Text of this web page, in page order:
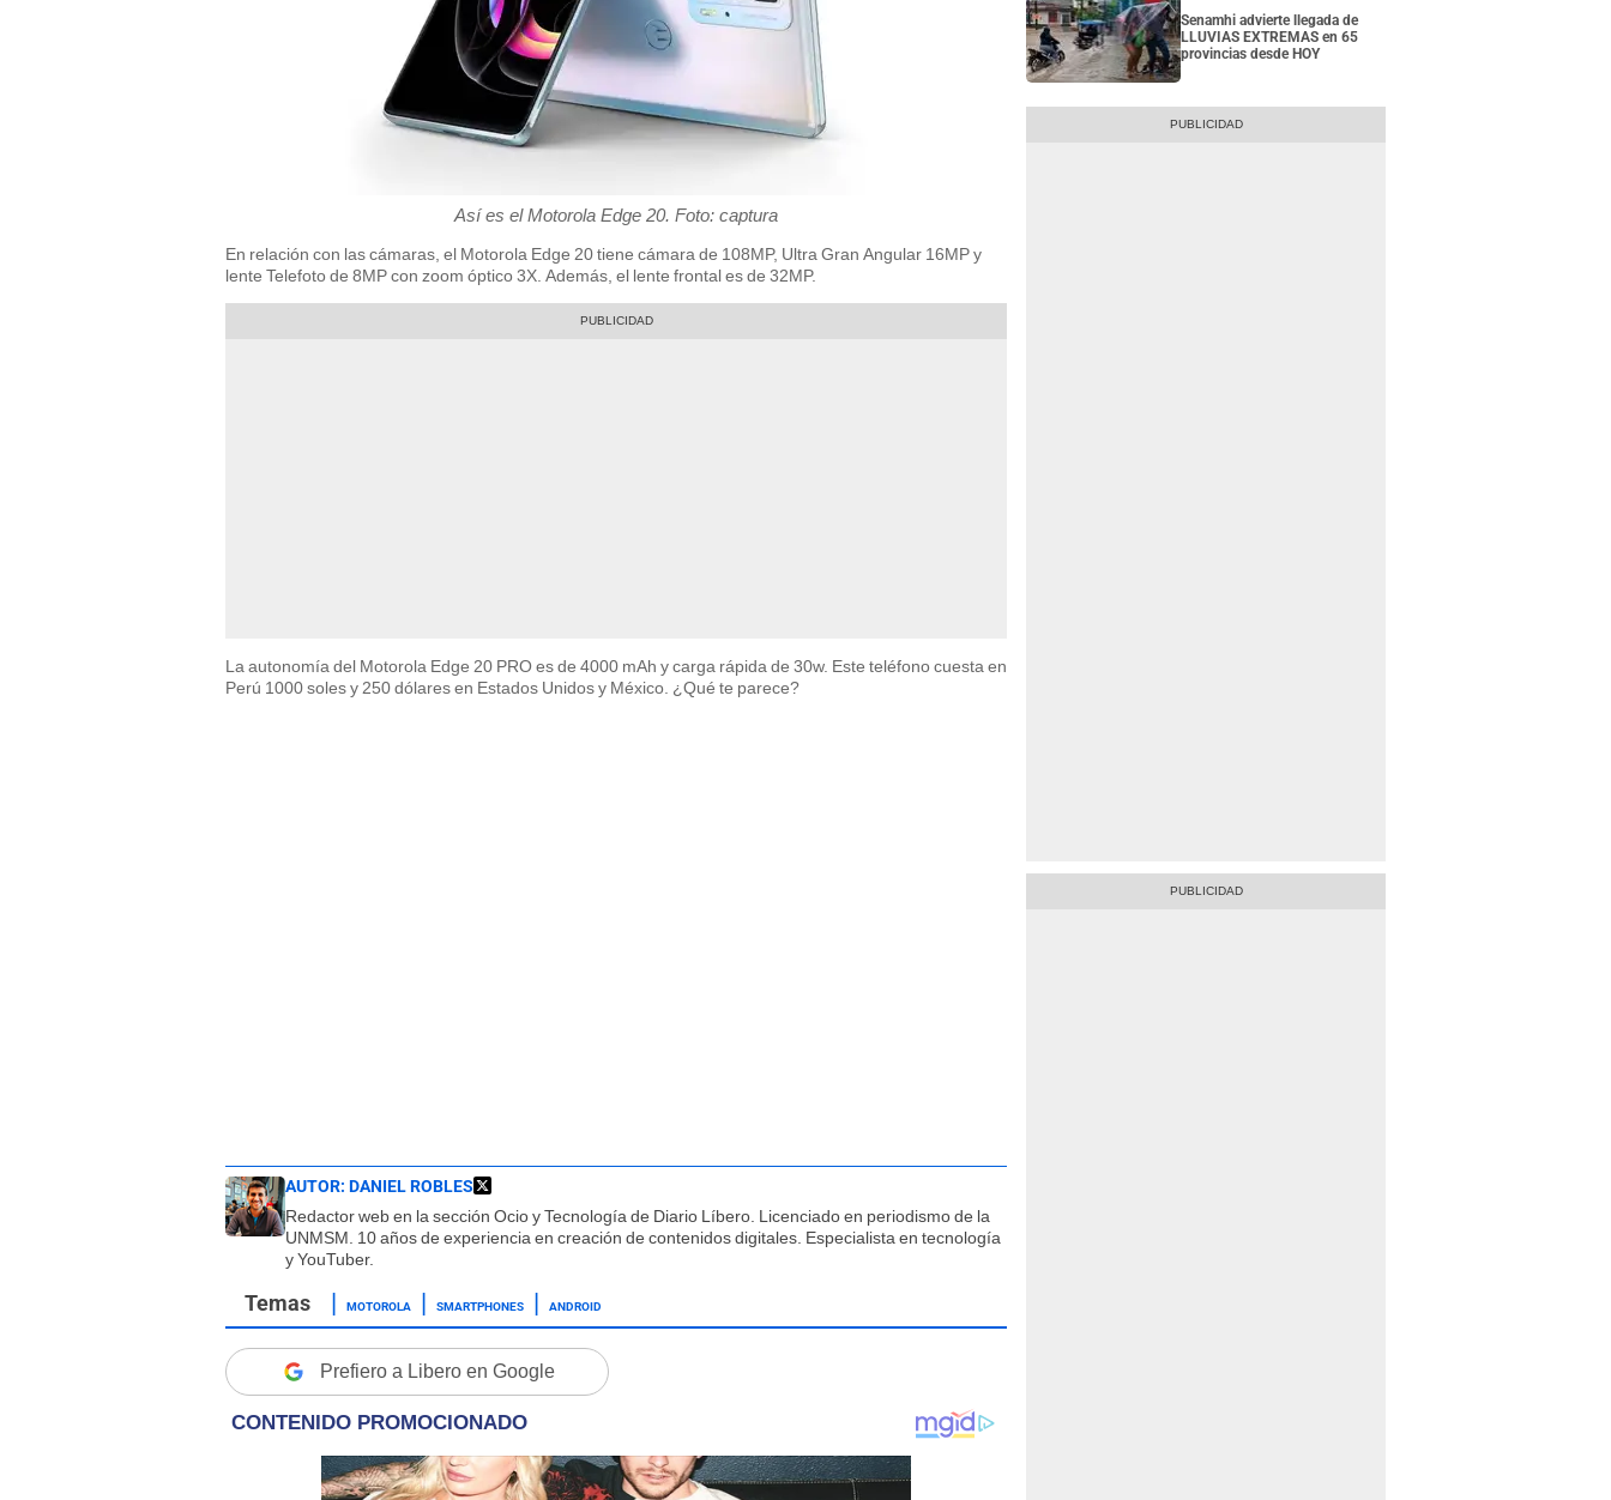
Así es el Motorola Edge 20. Foto: captura
En relación con las cámaras, el Motorola Edge 20 tiene cámara de 108MP, Ultra Gran Angular 16MP y
lente Telefoto de 8MP con zoom óptico 3X. Además, el lente frontal es de 32MP.
La autonomía del Motorola Edge 20 PRO es de 4000 mAh y carga rápida de 30w. Este teléfono cuesta en
Perú 1000 soles y 250 dólares en Estados Unidos y México. ¿Qué te parece?
AUTOR: DANIEL ROBLES
Redactor web en la sección Ocio y Tecnología de Diario Líbero. Licenciado en periodismo de la
UNMSM. 10 años de experiencia en creación de contenidos digitales. Especialista en tecnología
y YouTuber.
MOTOROLA SMARTPHONES ANDROID
Prefiero a Libero en Google
Senamhi advierte llegada de
LLUVIAS EXTREMAS en 65
provincias desde HOY